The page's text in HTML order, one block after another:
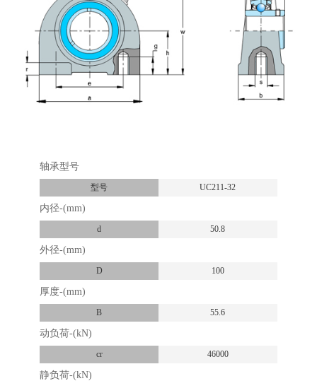
轴承型号
型号 UC211-32
内径-(mm)
d 50.8
外径-(mm)
D 100
厚度-(mm)
B 55.6
动负荷-(kN)
cr 46000
静负荷-(kN)